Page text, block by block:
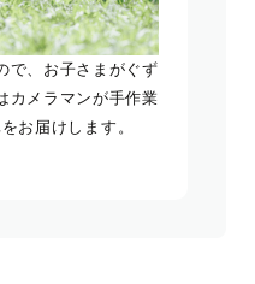
で、お子さまがぐず
カメラマンが手作業
お届けします。